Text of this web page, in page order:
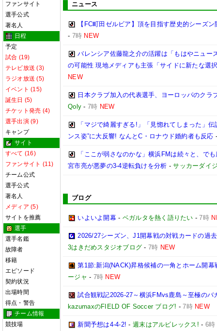
ファンサイト
選手公式
著名人
日程
予定
試合 (19)
テレビ放送 (3)
ラジオ放送 (5)
イベント (15)
誕生日 (5)
チケット発売 (4)
選手出演 (9)
キャンプ
サイト
すべて (16)
ファンサイト (11)
チーム公式
選手公式
著名人
メディア (5)
サイトを推薦
選手
選手名鑑
故障者
移籍
エピソード
契約状況
出場時間
得点・警告
チーム情報
競技場
ニュース
【FC町田ゼルビア】頂を目指す歴史的シーズ
- 7時 NEW
バレンシア佐藤龍之介の活躍は「もはやニュー
の可能性 現地メディアも主張「サイドに新たな選
NEW
日本クラブ加入の代表選手、ヨーロッパのク
Qoly - 7時 NEW
「マジで綺麗すぎる!」「見惚れてしまった」
ンス姿”に大反響! なんとC・ロナウド婚約者も反応
「ここが弱さなのかな」横浜FMは続々と、で
宮市亮が悪夢の3-4逆転負けを分析 -サッカーダイ
ブログ
いよいよ開幕- ベガルタを熱く語りたい -7時
2026/27シーズン、J1開幕戦の対戦カードの過
3はきだめスタジオブログ -7時 NEW
第1節:新潟(NACK)昇格候補の一角とホーム開幕
ージャ - 7時 NEW
試合観戦記2026-27～横浜FMvs鹿島～至極の
kazumaxのFIELD OF Soccer ブログ! -7時 NEW
新聞予想は4-4-2! -週末はアルビレックス! - 6時